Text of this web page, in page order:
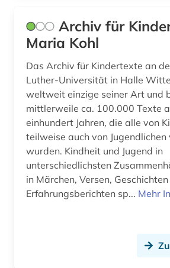
handschrift (1)
held (1)
heroisierung (1)
heroismus (1)
heusden (1)
hispanistik (2)
Archiv für
Maria Kohl
Das Archiv für Kindertexte an
Luther-Universität in Halle
weltweit einzige seiner Art und
mittlerweile ca. 100.000 Texte
einhundert Jahren, die alle von
teilweise auch von
wurden. Kindheit und Jugend in
unterschiedlichsten
in Märchen, Versen,
Erfahrungsberichten sp... Mehr